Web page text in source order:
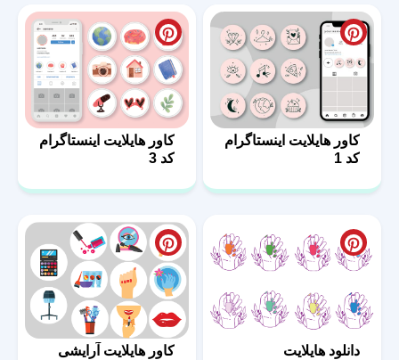
کاور هایلایت اینستاگرام
کد 1
کاور هایلایت اینستاگرام
کد 3
دانلود هایلایت
کاور هایلایت آرایشی